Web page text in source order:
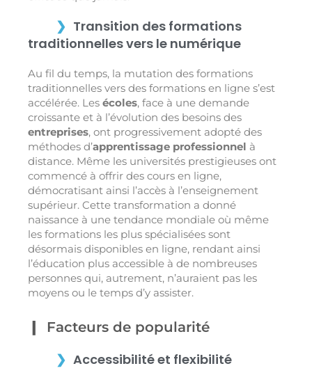
Transition des formations
traditionnelles vers le numérique
Au fil du temps, la mutation des formations
traditionnelles vers des formations en ligne s’est
accélérée. Les écoles, face à une demande
croissante et à l’évolution des besoins des
entreprises, ont progressivement adopté des
méthodes d’apprentissage professionnel à
distance. Même les universités prestigieuses ont
commencé à offrir des cours en ligne,
démocratisant ainsi l’accès à l’enseignement
supérieur. Cette transformation a donné
naissance à une tendance mondiale où même
les formations les plus spécialisées sont
désormais disponibles en ligne, rendant ainsi
l’éducation plus accessible à de nombreuses
personnes qui, autrement, n’auraient pas les
moyens ou le temps d’y assister.
Facteurs de popularité
Accessibilité et flexibilité